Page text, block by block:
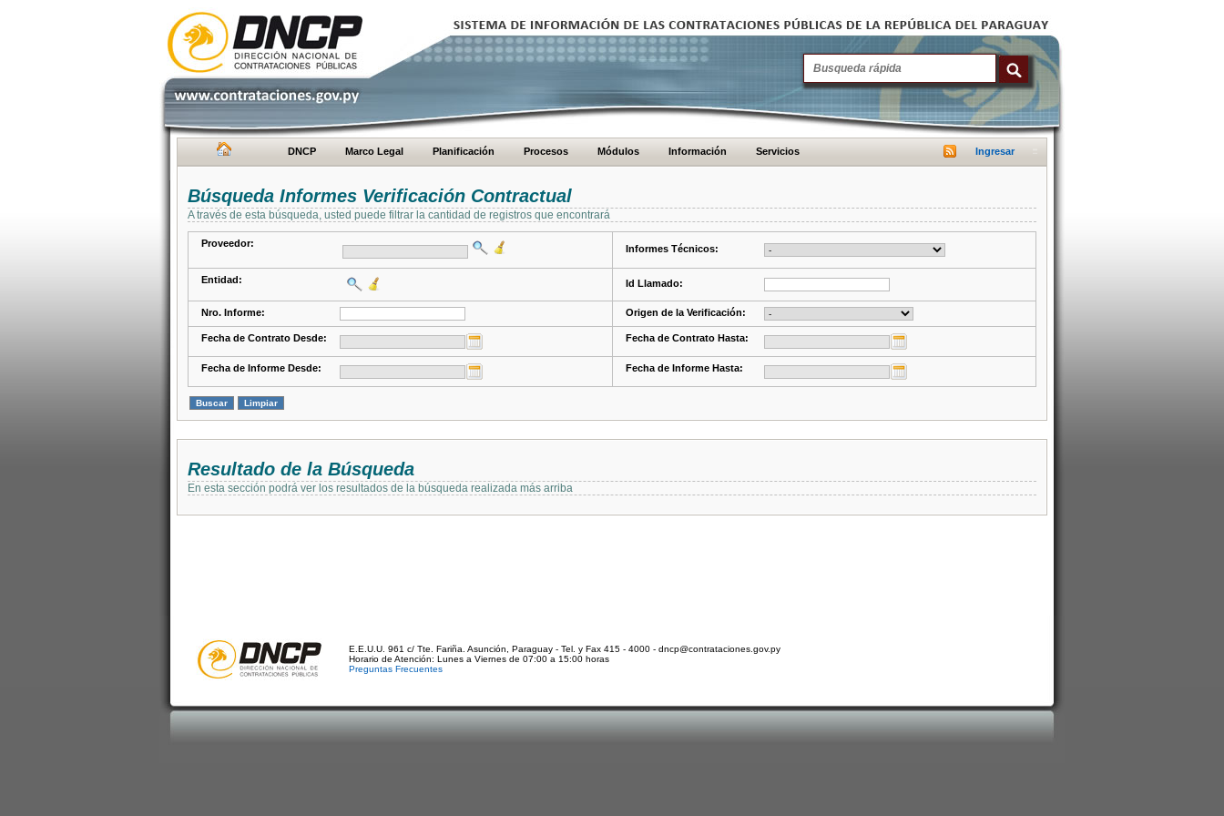
DNCP Marco Legal Planificación Procesos Módulos Información Servicios Ingresar
Búsqueda Informes Verificación Contractual
A través de esta búsqueda, usted puede filtrar la cantidad de registros que encontrará
Proveedor: Informes Técnicos:
Entidad: Id Llamado:
Nro. Informe: Origen de la Verificación:
Fecha de Contrato Desde: Fecha de Contrato Hasta:
Fecha de Informe Desde: Fecha de Informe Hasta:
Resultado de la Búsqueda
En esta sección podrá ver los resultados de la búsqueda realizada más arriba
E.E.U.U. 961 c/ Tte. Fariña. Asunción, Paraguay - Tel. y Fax 415 - 4000 - dncp@contrataciones.gov.py
Horario de Atención: Lunes a Viernes de 07:00 a 15:00 horas
Preguntas Frecuentes